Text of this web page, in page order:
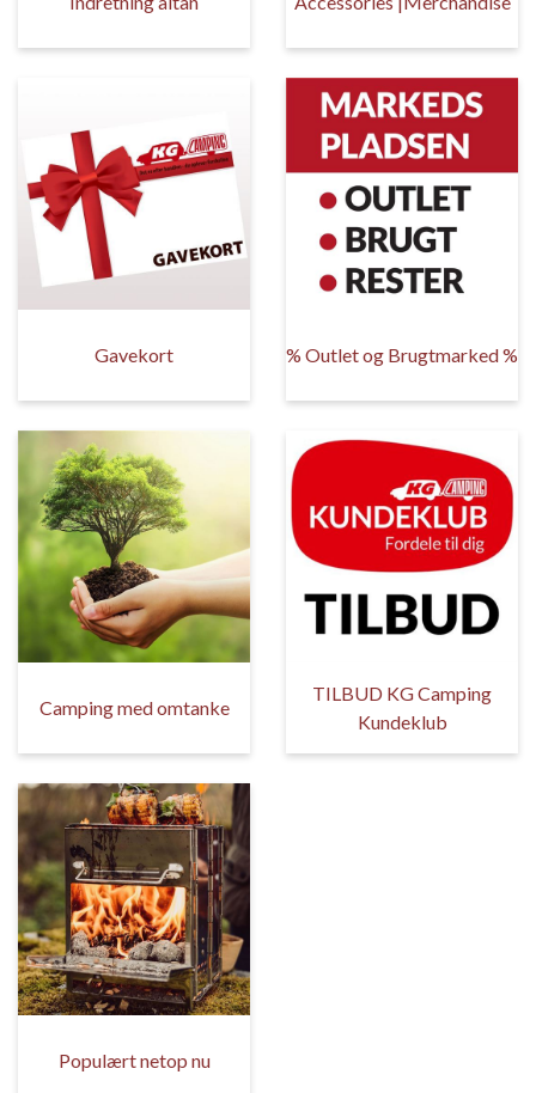
Gavekort % Outlet og Brugtmarked %
Camping med omtanke
TILBUD KG Camping
Kundeklub
Populært netop nu